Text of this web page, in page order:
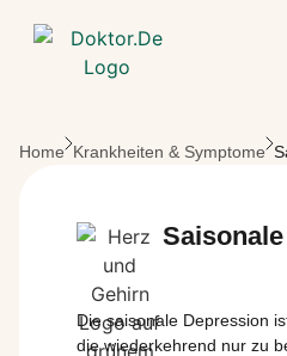
Home Krankheiten & Symptome
Diesaisonale Depression
diewiederkehrend nur zu